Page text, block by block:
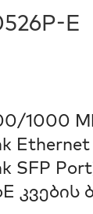
E
1000
Ethernet
SFP
Კვების